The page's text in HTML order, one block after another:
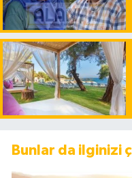
Bunlar da ilginizi